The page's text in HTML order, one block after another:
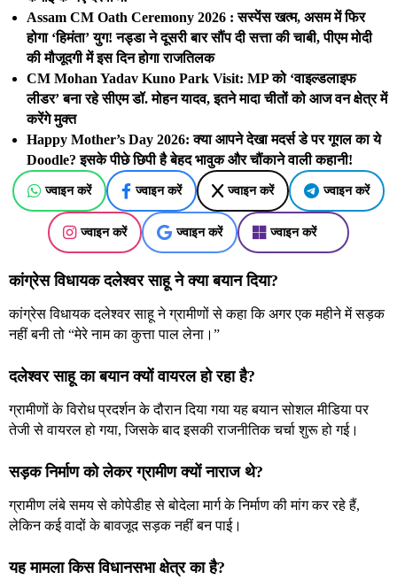
Assam CM Oath Ceremony 2026 : सस्पेंस खत्म, असम में फिर
होगा ‘हिमंता’ युग! नड्डा ने दूसरी बार सौंप दी सत्ता की चाबी, पीएम मोदी
की मौजूदगी में इस दिन होगा राजतिलक
CM Mohan Yadav Kuno Park Visit: MP को ‘वाइल्डलाइफ
लीडर’ बना रहे सीएम डॉ. मोहन यादव, इतने मादा चीतों को आज वन क्षेत्र में
करेंगे मुक्त
Happy Mother’s Day 2026: क्या आपने देखा मदर्स डे पर गूगल का ये
Doodle? इसके पीछे छिपी है बेहद भावुक और चौंकाने वाली कहानी!
ज्वाइन करें ज्वाइन करें ज्वाइन करें ज्वाइन करें
ज्वाइन करें ज्वाइन करें ज्वाइन करें
कांग्रेस विधायक दलेश्वर साहू ने क्या बयान दिया?
कांग्रेस विधायक दलेश्वर साहू ने ग्रामीणों से कहा कि अगर एक महीने में सड़क
नहीं बनी तो “मेरे नाम का कुत्ता पाल लेना।”
दलेश्वर साहू का बयान क्यों वायरल हो रहा है?
ग्रामीणों के विरोध प्रदर्शन के दौरान दिया गया यह बयान सोशल मीडिया पर
तेजी से वायरल हो गया, जिसके बाद इसकी राजनीतिक चर्चा शुरू हो गई।
सड़क निर्माण को लेकर ग्रामीण क्यों नाराज थे?
ग्रामीण लंबे समय से कोपेडीह से बोदेला मार्ग के निर्माण की मांग कर रहे हैं,
लेकिन कई वादों के बावजूद सड़क नहीं बन पाई।
यह मामला किस विधानसभा क्षेत्र का है?